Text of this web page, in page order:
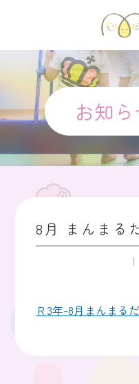
お知
8月 まんまる
Ｒ3年-8月まんまる